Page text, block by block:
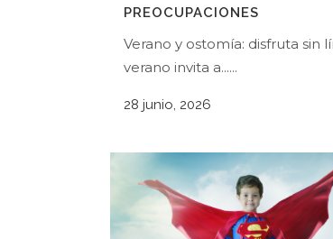
PREOCUPACIONES
Verano y ostomía: disfruta sin
verano invita a......
28 junio, 2026